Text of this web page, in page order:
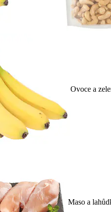
Ovoce a
Maso a